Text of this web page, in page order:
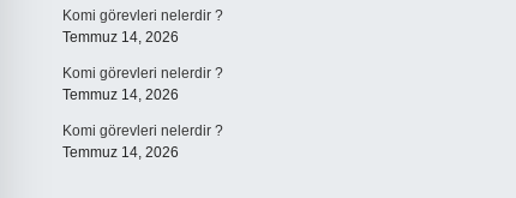
Komi görevleri nelerdir ?
Temmuz 14, 2026
Komi görevleri nelerdir ?
Temmuz 14, 2026
Komi görevleri nelerdir ?
Temmuz 14, 2026